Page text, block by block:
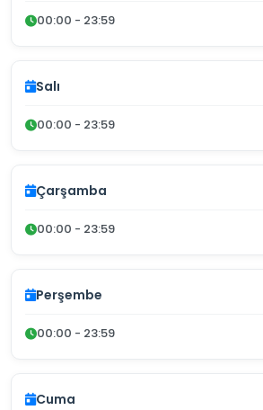
00:00 - 23:59
Salı
00:00 - 23:59
Çarşamba
00:00 - 23:59
Perşembe
00:00 - 23:59
Cuma